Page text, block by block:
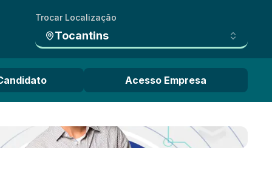
Trocar Localização
Tocantins
Acesso Empresa